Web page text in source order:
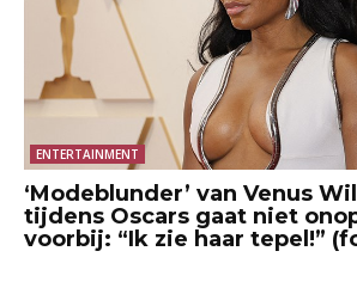
ENTERTAINMENT
‘Modeblunder’ van Venus
tijdens Oscars gaat niet
voorbij: “Ik zie haar tepel!”